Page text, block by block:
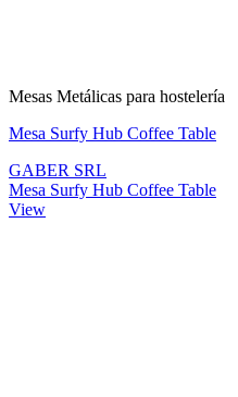
Mesas Metálicas para hostelería
Mesa Surfy Hub Coffee Table
GABER SRL
Mesa Surfy Hub Coffee Table
View